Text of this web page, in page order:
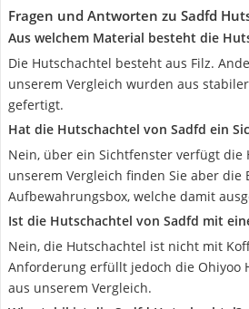
Fragen und Antworten zu Sadfd
Aus welchem Material besteht die
Die Hutschachtel besteht aus Filz.
unserem Vergleich wurden aus
gefertigt.
Hat die Hutschachtel von Sadfd ein
Nein, über ein Sichtfenster verfügt die
unserem Vergleich finden Sie aber die
Aufbewahrungsbox, welche damit
Ist die Hutschachtel von Sadfd mit
Nein, die Hutschachtel ist nicht mit
Anforderung erfüllt jedoch die Ohiyoo
aus unserem Vergleich.